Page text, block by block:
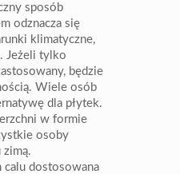
sposób
odznacza się
klimatyczne,
Jeżeli tylko
będzie
Wiele osób
dla płytek.
w formie
osoby
zimą.
calu dostosowana